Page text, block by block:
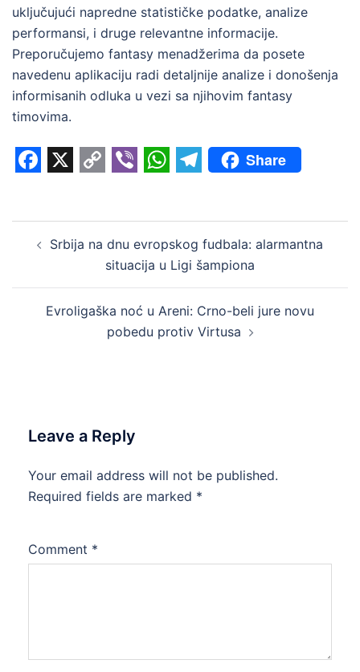
uključujući napredne statističke podatke, analize
performansi, i druge relevantne informacije.
Preporučujemo fantasy menadžerima da posete
navedenu aplikaciju radi detaljnije analize i donošenja
informisanih odluka u vezi sa njihovim fantasy
timovima.
Share
navigation
Srbija na dnu evropskog fudbala: alarmantna
situacija u Ligi šampiona
Evroligaška noć u Areni: Crno-beli jure novu
pobedu protiv Virtusa
Leave a Reply
Your email address will not be published.
Required fields are marked *
Comment *